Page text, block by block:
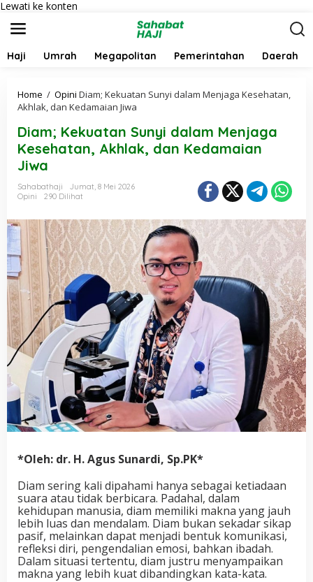
Lewati ke konten
Haji Umrah Megapolitan Pemerintahan Daerah
Home / Opini Diam; Kekuatan Sunyi dalam Menjaga Kesehatan,
Akhlak, dan Kedamaian Jiwa
Diam; Kekuatan Sunyi dalam Menjaga
Kesehatan, Akhlak, dan Kedamaian
Jiwa
Sahabathaji
Jumat, 8 Mei 2026
Opini
290 Dilihat
*Oleh: dr. H. Agus Sunardi, Sp.PK*
Diam sering kali dipahami hanya sebagai ketiadaan
suara atau tidak berbicara. Padahal, dalam
kehidupan manusia, diam memiliki makna yang jauh
lebih luas dan mendalam. Diam bukan sekadar sikap
pasif, melainkan dapat menjadi bentuk komunikasi,
refleksi diri, pengendalian emosi, bahkan ibadah.
Dalam situasi tertentu, diam justru menyampaikan
makna yang lebih kuat dibandingkan kata-kata.